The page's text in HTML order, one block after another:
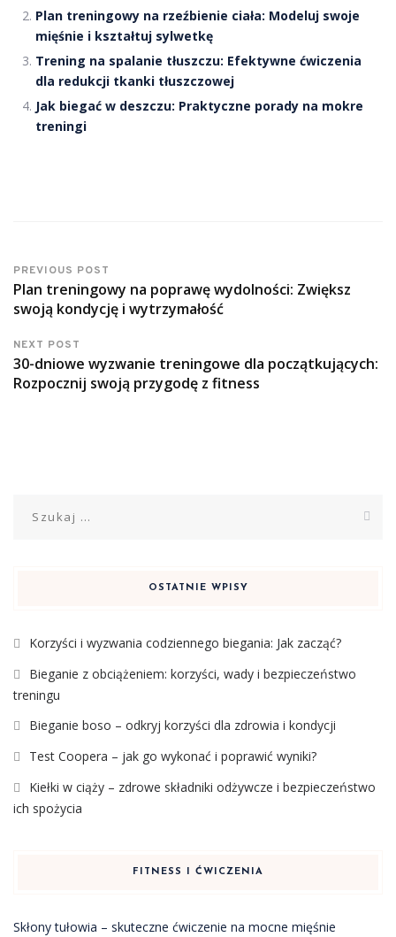
Plan treningowy na rzeźbienie ciała: Modeluj swoje
mięśnie i kształtuj sylwetkę
Trening na spalanie tłuszczu: Efektywne ćwiczenia
dla redukcji tkanki tłuszczowej
Jak biegać w deszczu: Praktyczne porady na mokre
treningi
PREVIOUS POST
Plan treningowy na poprawę wydolności: Zwiększ
swoją kondycję i wytrzymałość
NEXT POST
30-dniowe wyzwanie treningowe dla początkujących:
Rozpocznij swoją przygodę z fitness
OSTATNIE WPISY
Korzyści i wyzwania codziennego biegania: Jak zacząć?
Bieganie z obciążeniem: korzyści, wady i bezpieczeństwo
treningu
Bieganie boso – odkryj korzyści dla zdrowia i kondycji
Test Coopera – jak go wykonać i poprawić wyniki?
Kiełki w ciąży – zdrowe składniki odżywcze i bezpieczeństwo
ich spożycia
FITNESS I ĆWICZENIA
Skłony tułowia – skuteczne ćwiczenie na mocne mięśnie